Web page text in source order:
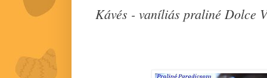
Kávés - vaníliás praliné Dolce